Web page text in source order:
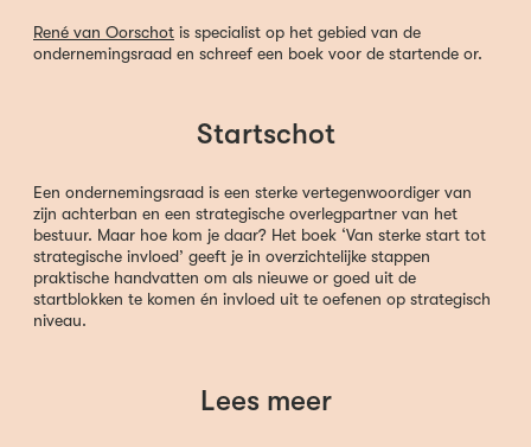
René van Oorschot is specialist op het gebied van de
ondernemingsraad en schreef een boek voor de startende or.
Startschot
Een ondernemingsraad is een sterke vertegenwoordiger van
zijn achterban en een strategische overlegpartner van het
bestuur. Maar hoe kom je daar? Het boek ‘Van sterke start tot
strategische invloed’ geeft je in overzichtelijke stappen
praktische handvatten om als nieuwe or goed uit de
startblokken te komen én invloed uit te oefenen op strategisch
niveau.
Lees meer